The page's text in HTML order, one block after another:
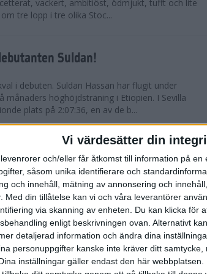
Vi värdesätter din
och/eller får åtkomst till information på en
såsom unika identifierare och
och innehåll, mätning av annonsering och
Med din tillåtelse kan vi och våra leverantörer
via skanning av enheten. Du kan klicka för
enligt beskrivningen ovan. Alternativt
detaljerad information och ändra dina
personuppgifter kanske inte kräver ditt
inställningar gäller endast den här
vackert, ambitiöst, ödmjukt, tufft och lite
tre lopp i tre olika Stoc...
Suldan!
i debuten. Suldan Hassan har flugit under
månaders höghöjdsträning i Etiopien. I Sevilla
plats på 2:07:36, en av de b...
Marathon utvecklades till den mest
maratons historia. Suldan Hassan
rekord, 2:07:36. Även Carolina Wikström klarade
utmanande intervaller på skidor